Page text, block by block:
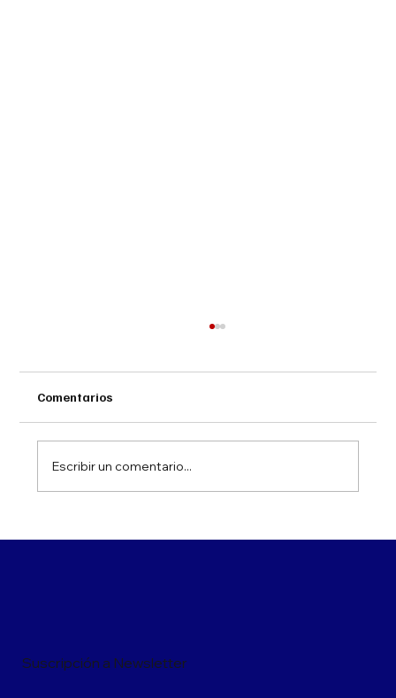
Comentarios
Escribir un comentario...
Suscripción a Newsletter